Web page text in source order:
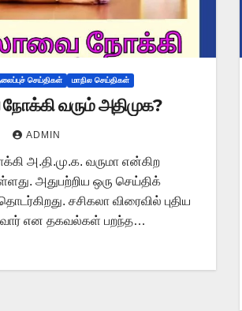
செய்திகள் மாநில செய்திகள்
வரும் அதிமுக?
ADMIN
அ.தி.மு.க. வருமா என்கிற
அதுபற்றிய ஒரு செய்திக்
சசிகலா விரைவில் புதிய
என தகவல்கள் பறந்த…